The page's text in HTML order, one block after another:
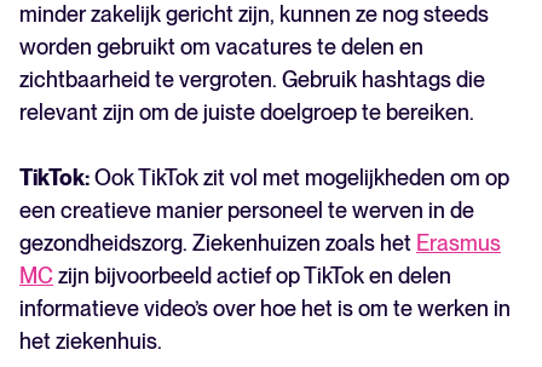
minder zakelijk gericht zijn, kunnen ze nog steeds
worden gebruikt om vacatures te delen en
zichtbaarheid te vergroten. Gebruik hashtags die
relevant zijn om de juiste doelgroep te bereiken.
TikTok:Ook TikTok zit vol met mogelijkheden om op
een creatieve manier personeel te werven in de
gezondheidszorg. Ziekenhuizen zoals het Erasmus
MC zijn bijvoorbeeld actief op TikTok en delen
informatieve video’s over hoe het is om te werken in
het ziekenhuis.